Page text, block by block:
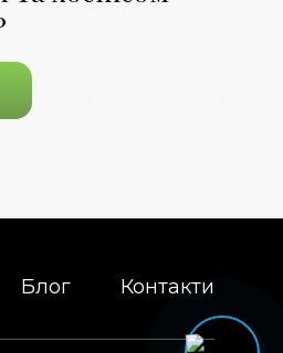
Блог Контакти